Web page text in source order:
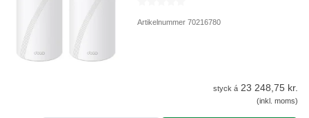
Artikelnummer 70216780
styck á 23 248,75 kr.
(inkl. moms)